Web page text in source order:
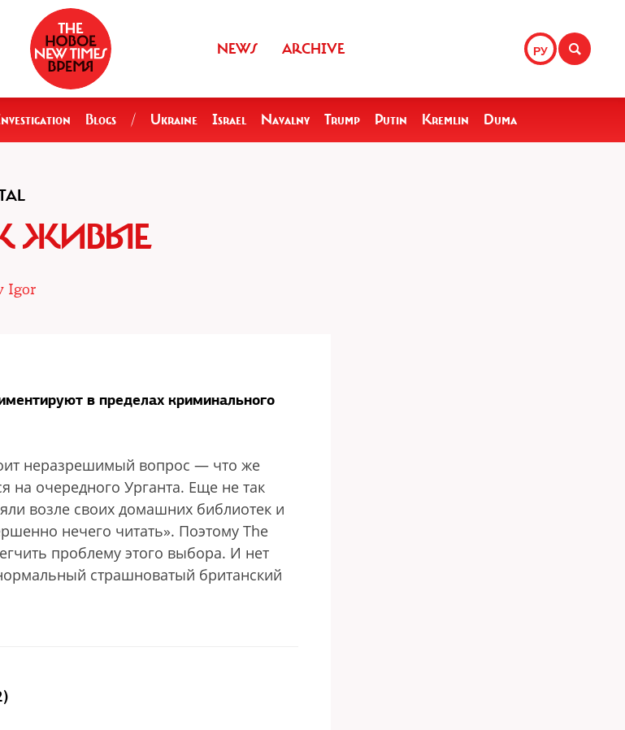
РУ
NEWS ARCHIVE
Blogs / Ukraine Israel Navalny Trump Putin Kremlin Duma
ЖИВЫЕ
Igor
в пределах криминального
неразрешимый вопрос — что же
на очередного Урганта. Еще не так
возле своих домашних библиотек и
нечего читать». Поэтому The
проблему этого выбора. И нет
страшноватый британский